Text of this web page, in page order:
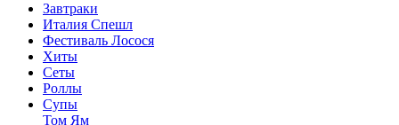
Завтраки
Италия Спешл
Фестиваль Лосося
Хиты
Сеты
Роллы
Супы
Том Ям